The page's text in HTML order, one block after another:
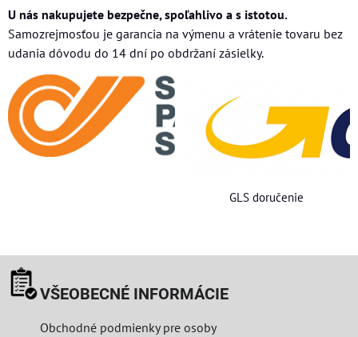
U nás nakupujete bezpečne, spoľahlivo a s istotou.
Samozrejmosťou je garancia na výmenu a vrátenie tovaru bez
udania dôvodu do 14 dní po obdržaní zásielky.
GLS doručenie
VŠEOBECNÉ INFORMÁCIE
Obchodné podmienky pre osoby